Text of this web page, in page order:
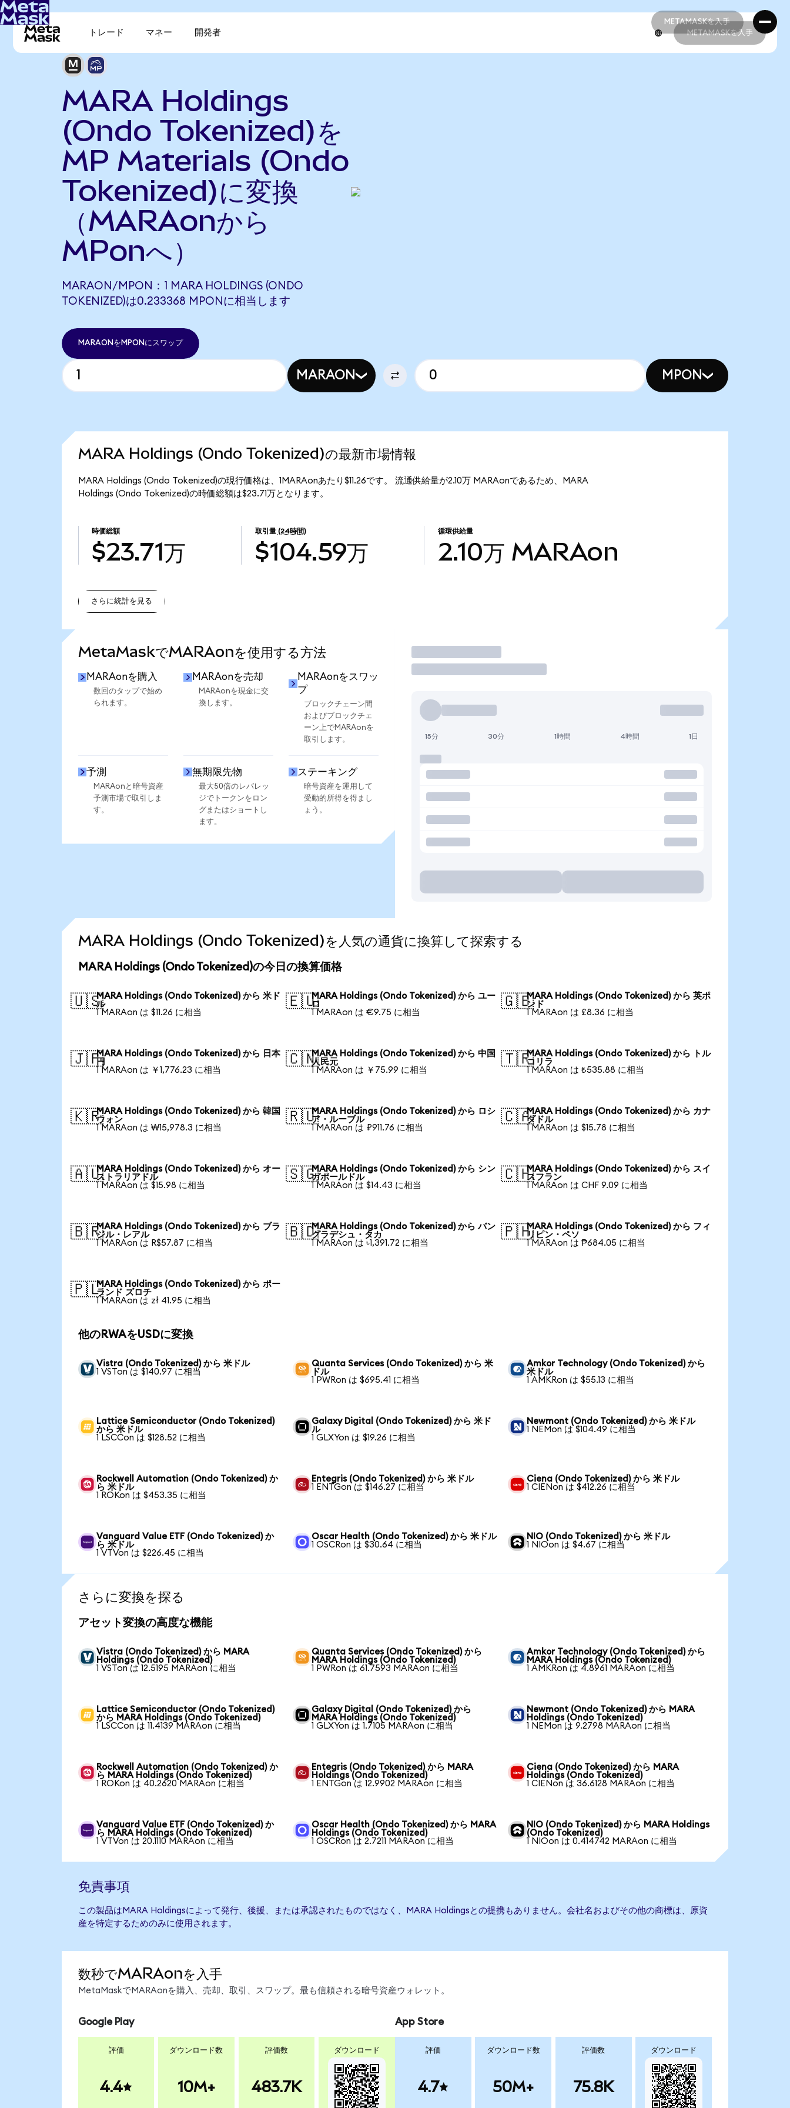
METAMASKを入手
METAMASKを入手
トレード マネー 開発者 METAMASKを入手
MARA Holdings
(Ondo Tokenized)を
MP Materials (Ondo
Tokenized)に変換
（MARAonから
MPonへ）
MARAON/MPON：1 MARA HOLDINGS (ONDO
TOKENIZED)は0.233368 MPONに相当します
MARAONをMPONにスワップ
MARAON MPON
MARA Holdings (Ondo Tokenized)の最新市場情報
MARA Holdings (Ondo Tokenized)の現行価格は、1MARAonあたり$11.26です。 流通供給量が2.10万 MARAonであるため、MARA
Holdings (Ondo Tokenized)の時価総額は$23.71万となります。
時価総額
$23.71万
取引量 (24時間)
$104.59万
循環供給量
2.10万 MARAon
さらに統計を見る
MetaMaskでMARAonを使用する方法
MARAonを購入
数回のタップで始め
られます。
MARAonを売却
MARAonを現金に交
換します。
MARAonをスワッ
プ
ブロックチェーン間
およびブロックチェ
ーン上でMARAonを
取引します。
予測
MARAonと暗号資産
予測市場で取引しま
す。
無期限先物
最大50倍のレバレッ
ジでトークンをロン
グまたはショートし
ます。
ステーキング
暗号資産を運用して
受動的所得を得まし
ょう。
取引
15分 30分 1時間 4時間 1日
MARA Holdings (Ondo Tokenized)を人気の通貨に換算して探索する
MARA Holdings (Ondo Tokenized)の今日の換算価格
🇺🇸MARA Holdings (Ondo Tokenized) から 米ド
ル
1 MARAon は $11.26 に相当
🇪🇺MARA Holdings (Ondo Tokenized) から ユー
ロ
1 MARAon は €9.75 に相当
🇬🇧MARA Holdings (Ondo Tokenized) から 英ポ
ンド
1 MARAon は £8.36 に相当
🇯🇵MARA Holdings (Ondo Tokenized) から 日本
円
1 MARAon は ￥1,776.23 に相当
🇨🇳MARA Holdings (Ondo Tokenized) から 中国
人民元
1 MARAon は ￥75.99 に相当
🇹🇷MARA Holdings (Ondo Tokenized) から トル
コリラ
1 MARAon は ₺535.88 に相当
🇰🇷MARA Holdings (Ondo Tokenized) から 韓国
ウォン
1 MARAon は ₩15,978.3 に相当
🇷🇺MARA Holdings (Ondo Tokenized) から ロシ
ア・ルーブル
1 MARAon は ₽911.76 に相当
🇨🇦MARA Holdings (Ondo Tokenized) から カナ
ダドル
1 MARAon は $15.78 に相当
🇦🇺MARA Holdings (Ondo Tokenized) から オー
ストラリアドル
1 MARAon は $15.98 に相当
🇸🇬MARA Holdings (Ondo Tokenized) から シン
ガポールドル
1 MARAon は $14.43 に相当
🇨🇭MARA Holdings (Ondo Tokenized) から スイ
スフラン
1 MARAon は CHF 9.09 に相当
🇧🇷MARA Holdings (Ondo Tokenized) から ブラ
ジル・レアル
1 MARAon は R$57.87 に相当
🇧🇩MARA Holdings (Ondo Tokenized) から バン
グラデシュ・タカ
1 MARAon は ৳1,391.72 に相当
🇵🇭MARA Holdings (Ondo Tokenized) から フィ
リピン・ペソ
1 MARAon は ₱684.05 に相当
🇵🇱MARA Holdings (Ondo Tokenized) から ポー
ランド ズロチ
1 MARAon は zł 41.95 に相当
他のRWAをUSDに変換
Vistra (Ondo Tokenized) から 米ドル
1 VSTon は $140.97 に相当
Quanta Services (Ondo Tokenized) から 米
ドル
1 PWRon は $695.41 に相当
Amkor Technology (Ondo Tokenized) から
米ドル
1 AMKRon は $55.13 に相当
Lattice Semiconductor (Ondo Tokenized)
から 米ドル
1 LSCCon は $128.52 に相当
Galaxy Digital (Ondo Tokenized) から 米ド
ル
1 GLXYon は $19.26 に相当
Newmont (Ondo Tokenized) から 米ドル
1 NEMon は $104.49 に相当
Rockwell Automation (Ondo Tokenized) か
ら 米ドル
1 ROKon は $453.35 に相当
Entegris (Ondo Tokenized) から 米ドル
1 ENTGon は $146.27 に相当
Ciena (Ondo Tokenized) から 米ドル
1 CIENon は $412.26 に相当
Vanguard Value ETF (Ondo Tokenized) か
ら 米ドル
1 VTVon は $226.45 に相当
Oscar Health (Ondo Tokenized) から 米ドル
1 OSCRon は $30.64 に相当
NIO (Ondo Tokenized) から 米ドル
1 NIOon は $4.67 に相当
さらに変換を探る
アセット変換の高度な機能
Vistra (Ondo Tokenized) から MARA
Holdings (Ondo Tokenized)
1 VSTon は 12.5195 MARAon に相当
Quanta Services (Ondo Tokenized) から
MARA Holdings (Ondo Tokenized)
1 PWRon は 61.7593 MARAon に相当
Amkor Technology (Ondo Tokenized) から
MARA Holdings (Ondo Tokenized)
1 AMKRon は 4.8961 MARAon に相当
Lattice Semiconductor (Ondo Tokenized)
から MARA Holdings (Ondo Tokenized)
1 LSCCon は 11.4139 MARAon に相当
Galaxy Digital (Ondo Tokenized) から
MARA Holdings (Ondo Tokenized)
1 GLXYon は 1.7105 MARAon に相当
Newmont (Ondo Tokenized) から MARA
Holdings (Ondo Tokenized)
1 NEMon は 9.2798 MARAon に相当
Rockwell Automation (Ondo Tokenized) か
ら MARA Holdings (Ondo Tokenized)
1 ROKon は 40.2620 MARAon に相当
Entegris (Ondo Tokenized) から MARA
Holdings (Ondo Tokenized)
1 ENTGon は 12.9902 MARAon に相当
Ciena (Ondo Tokenized) から MARA
Holdings (Ondo Tokenized)
1 CIENon は 36.6128 MARAon に相当
Vanguard Value ETF (Ondo Tokenized) か
ら MARA Holdings (Ondo Tokenized)
1 VTVon は 20.1110 MARAon に相当
Oscar Health (Ondo Tokenized) から MARA
Holdings (Ondo Tokenized)
1 OSCRon は 2.7211 MARAon に相当
NIO (Ondo Tokenized) から MARA Holdings
(Ondo Tokenized)
1 NIOon は 0.414742 MARAon に相当
免責事項
この製品はMARA Holdingsによって発行、後援、または承認されたものではなく、MARA Holdingsとの提携もありません。会社名およびその他の商標は、原資
産を特定するためのみに使用されます。
数秒でMARAonを入手
MetaMaskでMARAonを購入、売却、取引、スワップ。最も信頼される暗号資産ウォレット。
Google Play
評価
4.4
ダウンロード数
10M+
評価数
483.7K
ダウンロード
App Store
評価
4.7
ダウンロード数
50M+
評価数
75.8K
ダウンロード